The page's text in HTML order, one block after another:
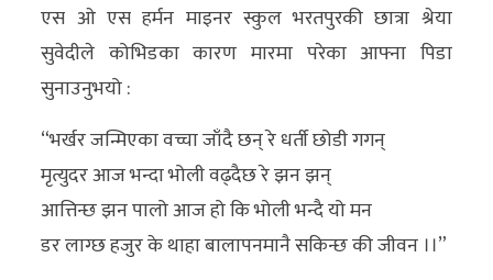
एस ओ एस हर्मन माइनर स्कुल भरतपुरकी छात्रा श्रेया
सुवेदीले कोभिडका कारण मारमा परेका आफ्ना पिडा
सुनाउनुभयो :
“भर्खर जन्मिएका वच्चा जाँदै छन् रे धर्ती छोडी गगन्
मृत्युदर आज भन्दा भोली वढ्दैछ रे झन झन्
आत्तिन्छ झन पालो आज हो कि भोली भन्दै यो मन
डर लाग्छ हजुर के थाहा बालापनमानै सकिन्छ की जीवन ।।”